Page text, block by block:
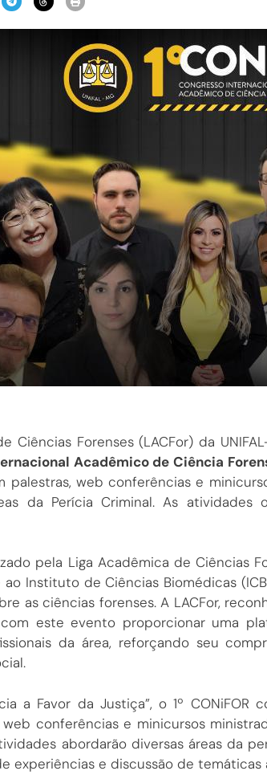
Ciências Forenses (LACFor) da
Acadêmico de Ciência
palestras, web conferências e
da Perícia Criminal. As
pela Liga Acadêmica de Ciências
ao Instituto de Ciências Biomédicas
as ciências forenses. A LACFor,
este evento proporcionar uma
da área, reforçando seu
a Favor da Justiça”, o 1º CONiFOR
conferências e minicursos
abordarão diversas áreas da
experiências e discussão de temáticas